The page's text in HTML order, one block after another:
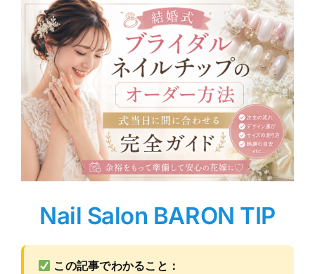
View
Larger
Image
Nail Salon BARON TIP
この記事でわかること：